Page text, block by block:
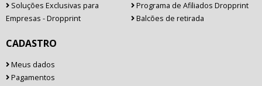
Soluções Exclusivas para
Empresas - Dropprint
Programa de Afiliados Dropprint
Balcões de retirada
CADASTRO
Meus dados
Pagamentos